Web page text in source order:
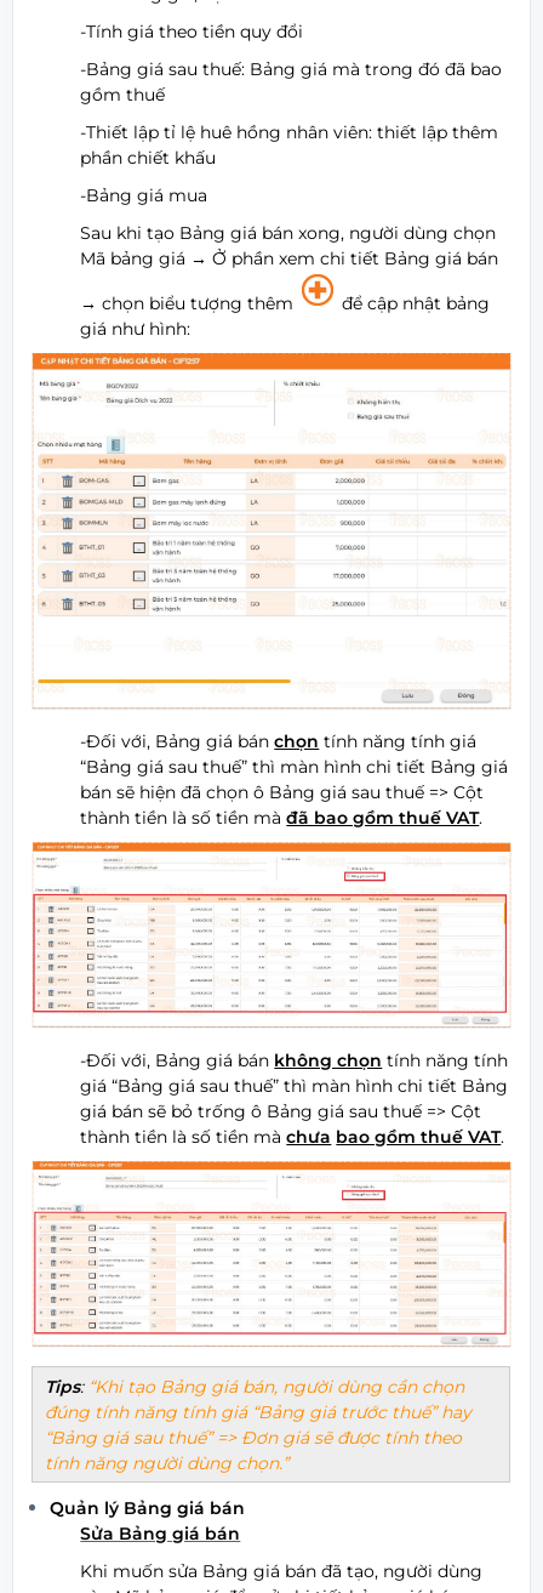
-Tính giá theo tiền quy đổi
-Bảng giá sau thuế: Bảng giá mà trong đó đã bao
gồm thuế
-Thiết lập tỉ lệ huê hồng nhân viên: thiết lập thêm
phần chiết khấu
-Bảng giá mua
Sau khi tạo Bảng giá bán xong, người dùng chọn
Mã bảng giá → Ở phần xem chi tiết Bảng giá bán
→chọn biểu tượng thêm
để cập nhật bảng
giá như hình:
-Đối với, Bảng giá bánchọn tính năng tính giá
“Bảng giá sau thuế” thì màn hình chi tiết Bảng giá
bán sẽ hiện đã chọn ô Bảng giá sau thuế => Cột
thành tiền là số tiền màđã bao gồm thuế VAT.
-Đối với, Bảng giá bán không chọn tính năng tính
giá “Bảng giá sau thuế” thì màn hình chi tiết Bảng
giá bán sẽ bỏ trống ô Bảng giá sau thuế => Cột
thành tiền là số tiền màchưa bao gồm thuế VAT.
Tips: Khi tạo Bảng giá bán, người dùng cần chọn
đúng tính năng tính giá “Bảng giá trước thuế” hay
“Bảng giá sau thuế” => Đơn giá sẽ được tính theo
tính năng người dùng chọn.
Quản lý Bảng giá bán
Sửa Bảng giá bán
Khi muốn sửa Bảng giá bán đã tạo, người dùng